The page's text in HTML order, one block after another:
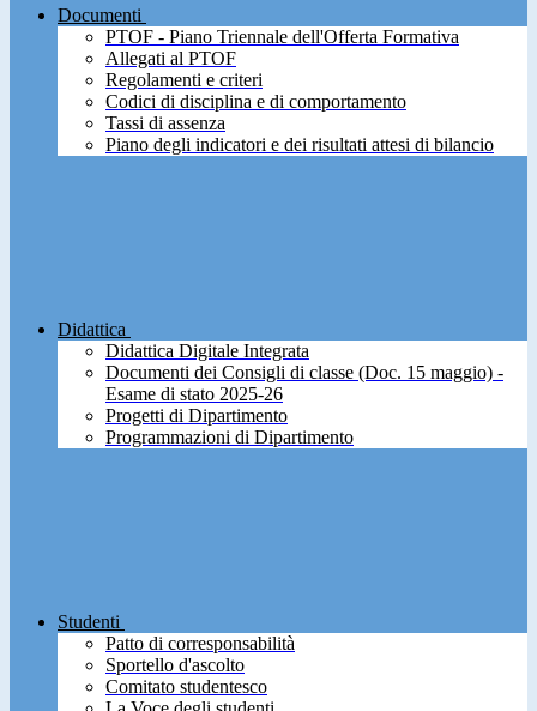
Documenti
PTOF - Piano Triennale dell'Offerta Formativa
Allegati al PTOF
Regolamenti e criteri
Codici di disciplina e di comportamento
Tassi di assenza
Piano degli indicatori e dei risultati attesi di bilancio
Didattica
Didattica Digitale Integrata
Documenti dei Consigli di classe (Doc. 15 maggio) -
Esame di stato 2025-26
Progetti di Dipartimento
Programmazioni di Dipartimento
Studenti
Patto di corresponsabilità
Sportello d'ascolto
Comitato studentesco